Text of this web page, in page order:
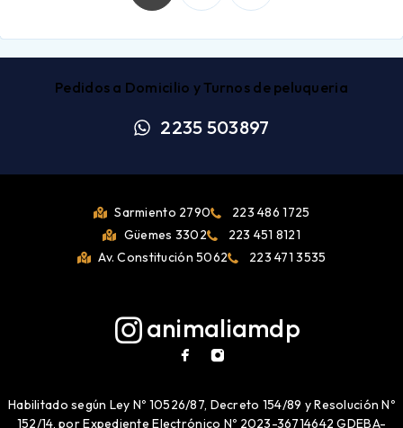
Pedidos a Domicilio y Turnos de peluqueria
2235 503897
Sarmiento 2790
223 486 1725
Güemes 3302
223 451 8121
Av. Constitución 5062
223 471 3535
animaliamdp
Habilitado según Ley Nº 10526/87, Decreto 154/89 y Resolución Nº
152/14, por Expediente Electrónico Nº 2023-36714642 GDEBA-